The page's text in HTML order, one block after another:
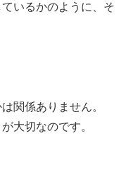
いるかのように、そ
関係ありません。
大切なのです。